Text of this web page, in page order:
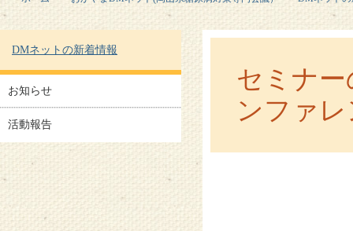
セミナ
ンファ
DMネットの新着情報
お知らせ
活動報告